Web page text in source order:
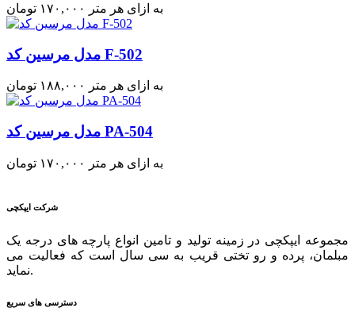
۱۷۰,۰۰۰ تومان به ازای هر متر
مدل مرسین کد F-502
۱۸۸,۰۰۰ تومان به ازای هر متر
مدل مرسین کد PA-504
۱۷۰,۰۰۰ تومان به ازای هر متر
شرکت ایپکچی
مجموعه ایپکچی در زمینه تولید و تامین انواع پارچه های درجه یک
مبلمان، پرده و رو تختی قریب به سی سال است که فعالیت می
نماید.
دسترسی های سریع